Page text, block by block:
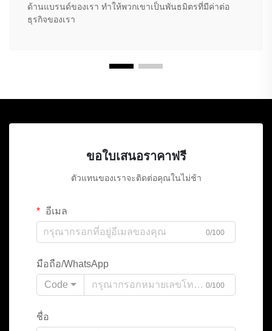
ด้านแบรนด์ของเรา ทำให้พวกเขาเป็นพันธมิตรที่มีค่าต่อ
ธุรกิจของเรา
ขอใบเสนอราคาฟรี
ตัวแทนของเราจะติดต่อคุณในไม่ช้า
อีเมล
0/100
มือถือ/WhatsApp
Code
0/100
ชื่อ